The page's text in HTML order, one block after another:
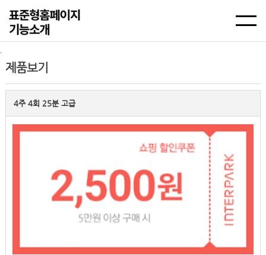
`
제품보기
4주 4회 25분 고급